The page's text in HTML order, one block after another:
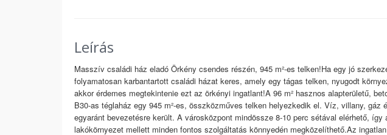
Leírás
Masszív családi ház eladó Örkény csendes részén, 945 m²-es telken!Ha egy jó
folyamatosan karbantartott családi házat keres, amely egy tágas telken, nyugodt
akkor érdemes megtekintenie ezt az örkényi ingatlant!A 96 m² hasznos alapterületű,
B30-as téglaház egy 945 m²-es, összközműves telken helyezkedik el. Víz, villany, gáz
egyaránt bevezetésre került. A városközpont mindössze 8-10 perc sétával elérhető, így
lakókörnyezet mellett minden fontos szolgáltatás könnyedén megközelíthető.Az